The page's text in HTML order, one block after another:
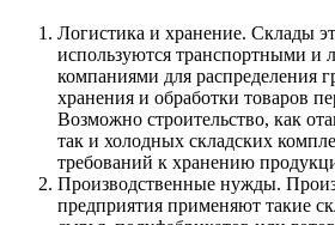
Логистика и хранение. Склады
используются транспортными и
компаниями для распределения
хранения и обработки товаров
Возможно строительство, как
так и холодных складских
требований к хранению
Производственные нужды.
предприятия применяют такие